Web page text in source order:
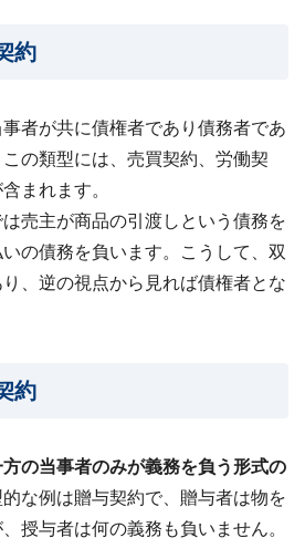
約
者が共に債権者であり債務者であ
の類型には、売買契約、労働契
まれます。
売主が商品の引渡しという債務を
の債務を負います。こうして、双
、逆の視点から見れば債権者とな
約
の当事者のみが義務を負う形式の
な例は贈与契約で、贈与者は物を
授与者は何の義務も負いません。